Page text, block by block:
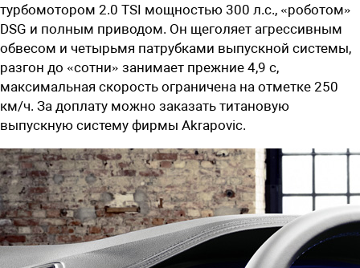
турбомотором 2.0 TSI мощностью 300 л.с., «роботом»
DSG и полным приводом. Он щеголяет агрессивным
обвесом и четырьмя патрубками выпускной системы,
разгон до «сотни» занимает прежние 4,9 с,
максимальная скорость ограничена на отметке 250
км/ч. За доплату можно заказать титановую
выпускную систему фирмы Akrapovic.